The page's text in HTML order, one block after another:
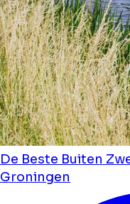
De Beste Buiten
Groningen